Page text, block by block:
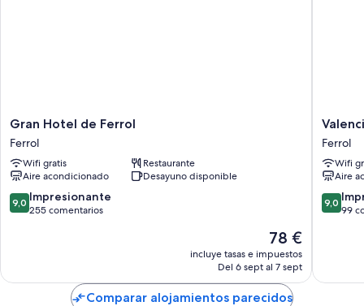
Gran
Hotel
de
Ferrol
Ferrol
Gran Hotel de Ferrol
Ferrol
Wifi gratis
Restaurante
Aire acondicionado
Desayuno disponible
9.0
sobre
9,0 Impresionante
255 comentarios
El
precio
actual
de
78 €
incluye tasas e impuestos
Del 6 sept al 7 sept
Valencia
Ferrol
Ferrol
Wifi
Aire
9.0
sobre
9,0
99
Comparar alojamientos parecidos